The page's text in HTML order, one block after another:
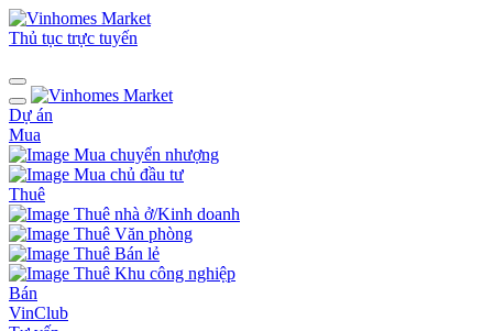
Thủ tục trực tuyến
Dự án
Mua
Mua chuyển nhượng
Mua chủ đầu tư
Thuê
Thuê nhà ở/Kinh doanh
Thuê Văn phòng
Thuê Bán lẻ
Thuê Khu công nghiệp
Bán
VinClub